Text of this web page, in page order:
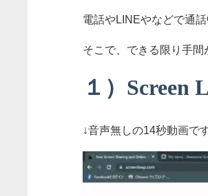
電話やLINEやなどで通
そこで、できる限り手間
１）Screen
↓音声無しの14秒動画です